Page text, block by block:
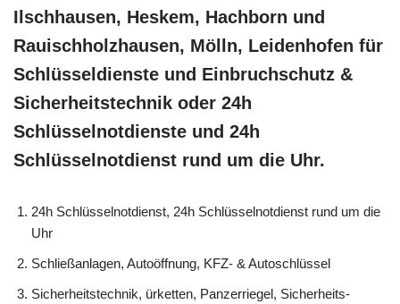
Ilschhausen, Heskem, Hachborn und
Rauischholzhausen, Mölln, Leidenhofen für
Schlüsseldienste und Einbruchschutz &
Sicherheitstechnik oder 24h
Schlüsselnotdienste und 24h
Schlüsselnotdienst rund um die Uhr.
24h Schlüsselnotdienst, 24h Schlüsselnotdienst rund um die
Uhr
Schließanlagen, Autoöffnung, KFZ- & Autoschlüssel
Sicherheitstechnik, ürketten, Panzerriegel, Sicherheits-